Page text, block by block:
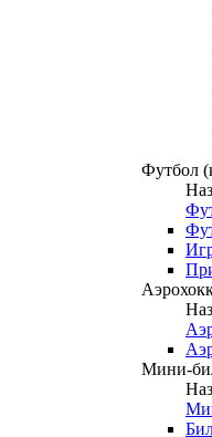
Футбол
Мини-